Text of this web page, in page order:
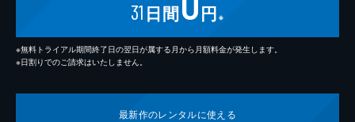
31 日間 円 ※
※無料トライアル期間終了日の翌日が属する月から月額料金が発生します。
※日割りでのご請求はいたしません。
最新作のレンタルに使える